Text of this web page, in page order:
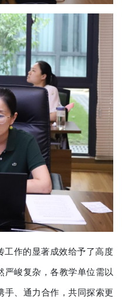
工作的显著成效给予了高度
严峻复杂，各教学单位需以
手、通力合作，共同探索更